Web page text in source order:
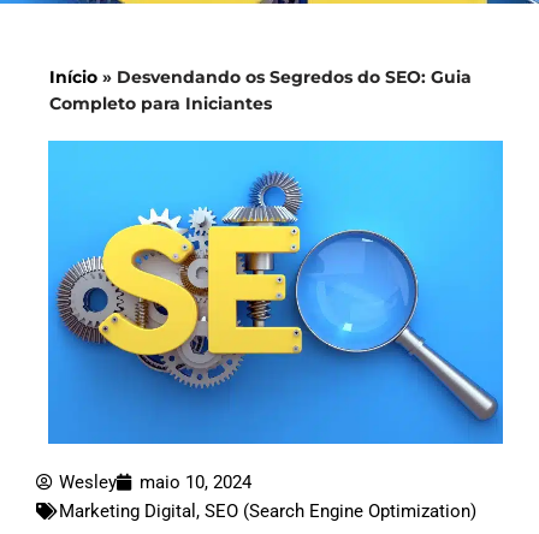
Início » Desvendando os Segredos do SEO: Guia
Completo para Iniciantes
Wesley
maio 10, 2024
Marketing Digital , SEO (Search Engine Optimization)